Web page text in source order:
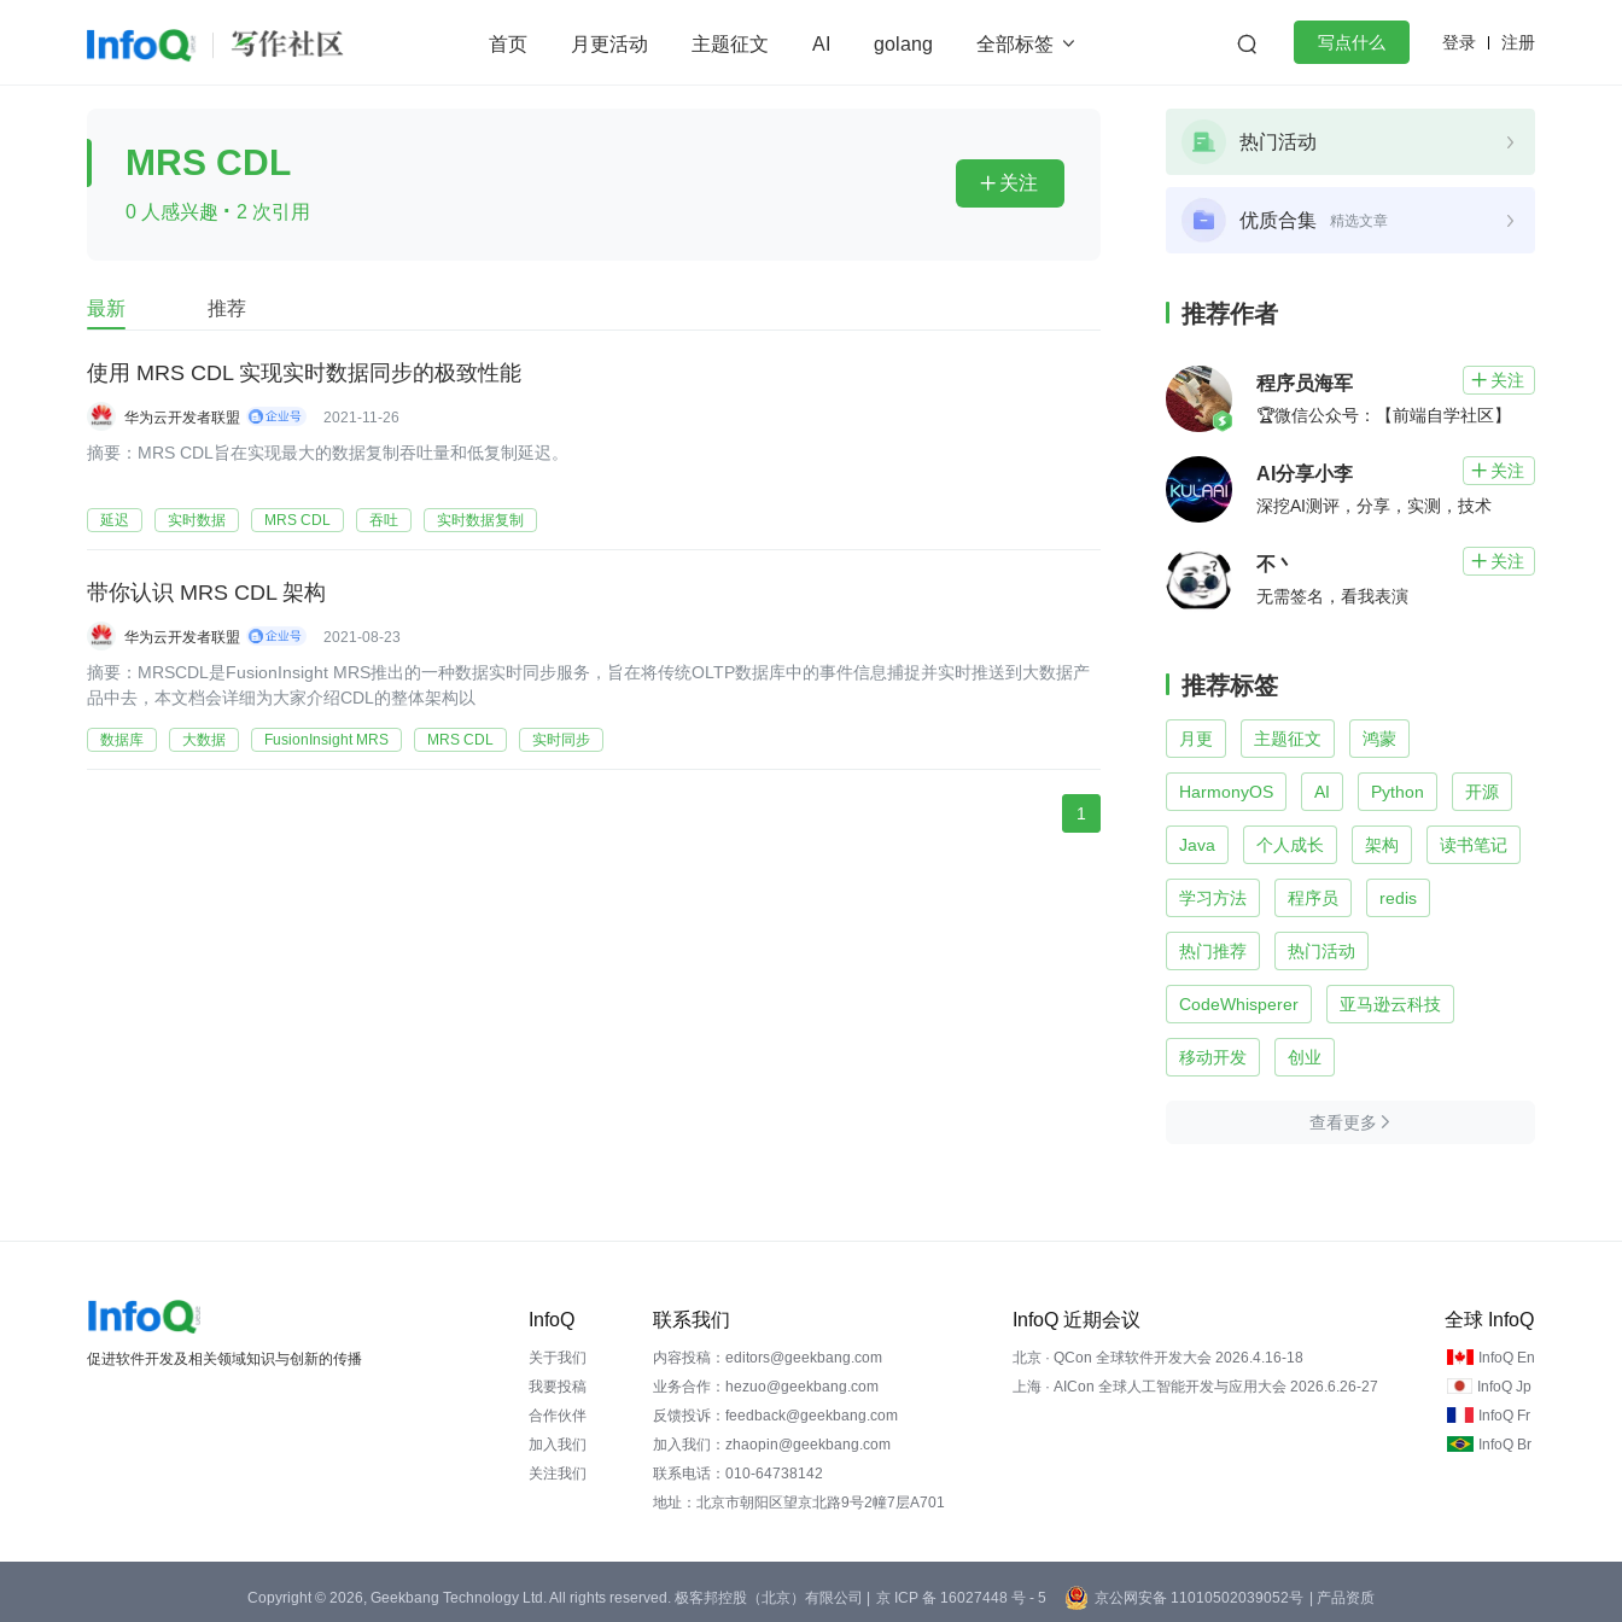
首页 月更活动 主题征文 AI golang 全部标签   写点什么 登录 注册
前端 AI 大数据 redis
查看更多
MRS CDL
0 人感兴趣 · 2 次引用
 关注
最新 推荐
使用 MRS CDL 实现实时数据同步的极致性能
华为云开发者联盟 2021-11-26
​​摘要：MRS CDL旨在实现最大的数据复制吞吐量和低复制延迟。
延迟 实时数据 MRS CDL 吞吐 实时数据复制
带你认识 MRS CDL 架构
华为云开发者联盟 2021-08-23
​​​​​​​​​​​​​​​​​​​​​​​​​​​​​​​​​​​​​​​​摘要：MRSCDL是FusionInsight MRS推出的一种数据实时同步服务，旨在将传统OLTP数据库中的事件信息捕捉并实时推送到大数据产
品中去，本文档会详细为大家介绍CDL的整体架构以
数据库 大数据 FusionInsight MRS MRS CDL 实时同步
1
热门活动
优质合集 精选文章
推荐作者
程序员海军  关注
🏆微信公众号：【前端自学社区】
AI分享小李  关注
深挖AI测评，分享，实测，技术
不丶  关注
无需签名，看我表演
推荐标签
月更 主题征文 鸿蒙
HarmonyOS AI Python 开源
Java 个人成长 架构 读书笔记
学习方法 程序员 redis
热门推荐 热门活动
CodeWhisperer 亚马逊云科技
移动开发 创业
查看更多 
促进软件开发及相关领域知识与创新的传播
InfoQ
关于我们
我要投稿
合作伙伴
加入我们
关注我们
联系我们
内容投稿：editors@geekbang.com
业务合作：hezuo@geekbang.com
反馈投诉：feedback@geekbang.com
加入我们：zhaopin@geekbang.com
联系电话：010-64738142
地址：北京市朝阳区望京北路9号2幢7层A701
InfoQ 近期会议
北京 · QCon 全球软件开发大会 2026.4.16-18
上海 · AICon 全球人工智能开发与应用大会 2026.6.26-27
全球 InfoQ
InfoQ En
InfoQ Jp
InfoQ Fr
InfoQ Br
Copyright © 2026, Geekbang Technology Ltd. All rights reserved. 极客邦控股（北京）有限公司 | 京 ICP 备 16027448 号 - 5 京公网安备 11010502039052号 | 产品资质